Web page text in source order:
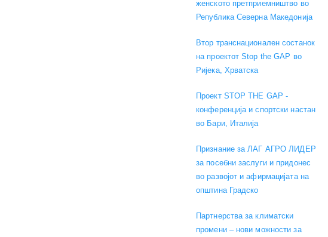
женското претприемништво во
Република Северна Македонија
Втор транснационален состанок
на проектот Stop the GAP во
Ријека, Хрватска
Проект STOP THE GAP -
конференција и спортски настан
во Бари, Италија
Признание за ЛАГ АГРО ЛИДЕР
за посебни заслуги и придонес
во развојот и афирмацијата на
општина Градско
Партнерства за климатски
промени – нови можности за